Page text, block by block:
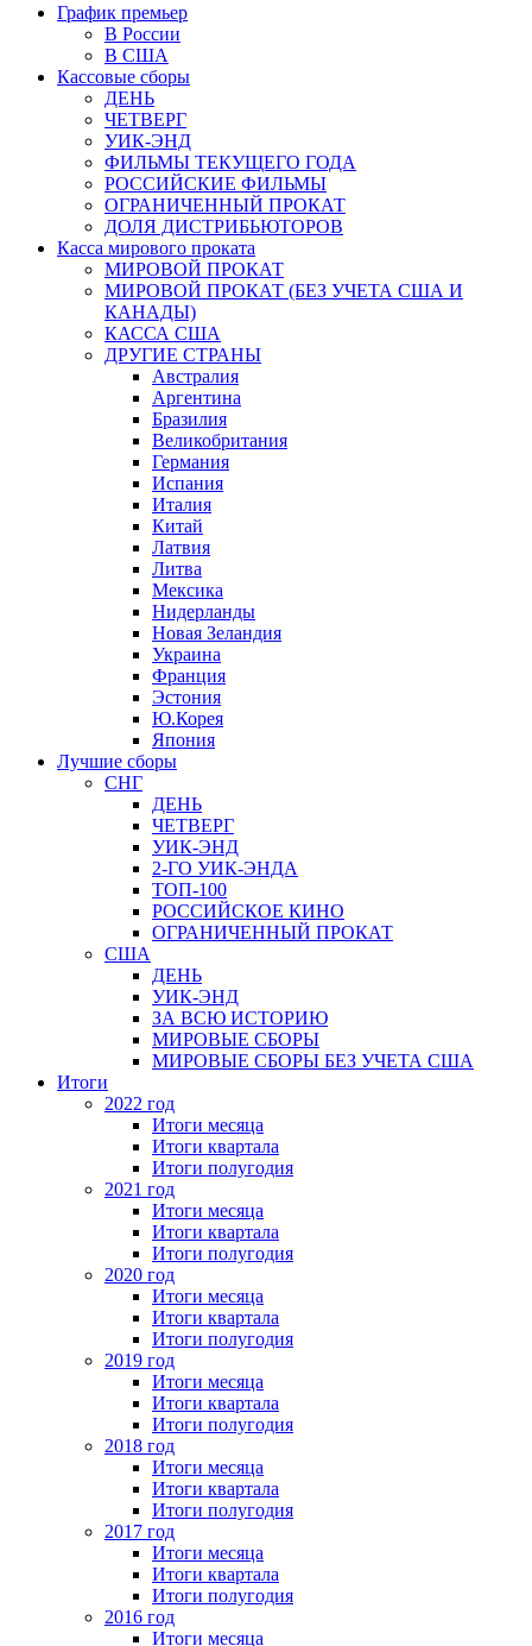
График премьер
В России
В США
Кассовые сборы
ДЕНЬ
ЧЕТВЕРГ
УИК-ЭНД
ФИЛЬМЫ ТЕКУЩЕГО ГОДА
РОССИЙСКИЕ ФИЛЬМЫ
ОГРАНИЧЕННЫЙ ПРОКАТ
ДОЛЯ ДИСТРИБЬЮТОРОВ
Касса мирового проката
МИРОВОЙ ПРОКАТ
МИРОВОЙ ПРОКАТ (БЕЗ УЧЕТА США И
КАНАДЫ)
КАССА США
ДРУГИЕ СТРАНЫ
Австралия
Аргентина
Бразилия
Великобритания
Германия
Испания
Италия
Китай
Латвия
Литва
Мексика
Нидерланды
Новая Зеландия
Украина
Франция
Эстония
Ю.Корея
Япония
Лучшие сборы
СНГ
ДЕНЬ
ЧЕТВЕРГ
УИК-ЭНД
2-ГО УИК-ЭНДА
ТОП-100
РОССИЙСКОЕ КИНО
ОГРАНИЧЕННЫЙ ПРОКАТ
США
ДЕНЬ
УИК-ЭНД
ЗА ВСЮ ИСТОРИЮ
МИРОВЫЕ СБОРЫ
МИРОВЫЕ СБОРЫ БЕЗ УЧЕТА США
Итоги
2022 год
Итоги месяца
Итоги квартала
Итоги полугодия
2021 год
Итоги месяца
Итоги квартала
Итоги полугодия
2020 год
Итоги месяца
Итоги квартала
Итоги полугодия
2019 год
Итоги месяца
Итоги квартала
Итоги полугодия
2018 год
Итоги месяца
Итоги квартала
Итоги полугодия
2017 год
Итоги месяца
Итоги квартала
Итоги полугодия
2016 год
Итоги месяца